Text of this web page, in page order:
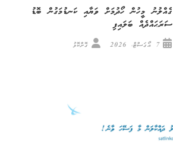
ގެއްލުނު މީހުން ހޯދުމަށް ވަޔާއި ކަނޑުމަގުން ބޮޑު
ސަރަޙައްދެއް ބަލައިފި
7 އޯގަސްޓް، 2026 ގޮށްކޮޅު